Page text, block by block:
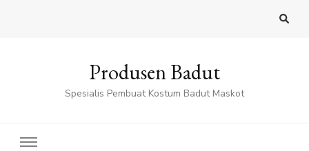
Produsen Badut
Spesialis Pembuat Kostum Badut Maskot